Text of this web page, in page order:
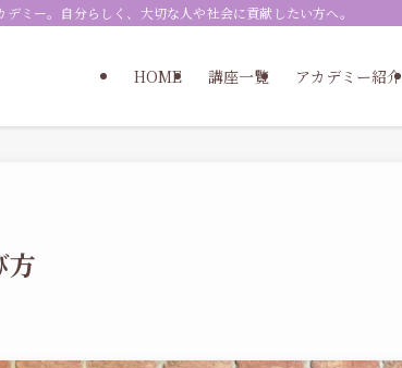
ミー。自分らしく、大切な人や社会に貢献したい方へ。
HOME 講座一覧 アカデミー紹介
方